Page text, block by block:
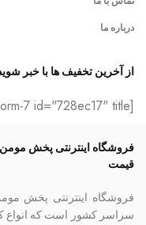
درباره ما
از آخرین تخفیف ها با خبر
[contact-form-7 id="728ec17" title="فرم تماس فوتر"]
فروشگاه اینترنتی پخش
قیمت
فروشگاه اینترنتی پخش
سراسر کشور است که انواع